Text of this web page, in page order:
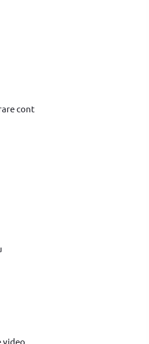
YATO
aer cald BOSCH
& Ciocan demolator
de protectie Makita
Surubelnita electrica
electrica Heinner
cont
video